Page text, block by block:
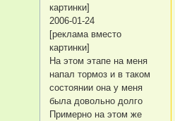
картинки]
2006-01-24
[реклама вместо
картинки]
На этом этапе на меня
напал тормоз и в таком
состоянии она у меня
была довольно долго
Примерно на этом же